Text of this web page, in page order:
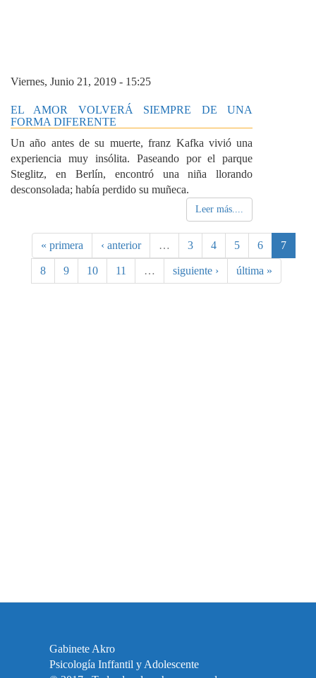
Viernes, Junio 21, 2019 - 15:25
EL AMOR VOLVERÁ SIEMPRE DE UNA
FORMA DIFERENTE
Un año antes de su muerte, franz Kafka vivió una
experiencia muy insólita. Paseando por el parque
Steglitz, en Berlín, encontró una niña llorando
desconsolada; había perdido su muñeca.
Leer más....
« primera ‹ anterior … 3 4 5 6 7
8 9 10 11 … siguiente › última »
Gabinete Akro
Psicología Inffantil y Adolescente